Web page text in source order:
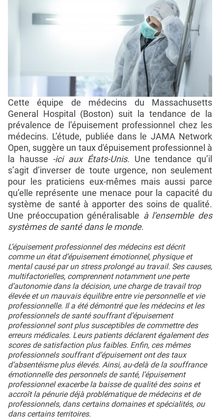
Cette équipe de médecins du Massachusetts
General Hospital (Boston) suit la tendance de la
prévalence de l’épuisement professionnel chez les
médecins. L’étude, publiée dans le JAMA Network
Open, suggère un taux d'épuisement professionnel à
la hausse -ici aux États-Unis. Une tendance qu’il
s’agit d’inverser de toute urgence, non seulement
pour les praticiens eux-mêmes mais aussi parce
qu’elle représente une menace pour la capacité du
système de santé à apporter des soins de qualité.
Une préoccupation généralisable à l’ensemble des
systèmes de santé dans le monde.
L’épuisement professionnel des médecins est décrit
comme un état d’épuisement émotionnel, physique et
mental causé par un stress prolongé au travail. Ses causes,
multifactorielles, comprennent notamment une perte
d’autonomie dans la décision, une charge de travail trop
élevée et un mauvais équilibre entre vie personnelle et vie
professionnelle. Il a été démontré que les médecins et les
professionnels de santé souffrant d’épuisement
professionnel sont plus susceptibles de commettre des
erreurs médicales. Leurs patients déclarent également des
scores de satisfaction plus faibles. Enfin, ces mêmes
professionnels souffrant d’épuisement ont des taux
d’absentéisme plus élevés. Ainsi, au-delà de la souffrance
émotionnelle des personnels de santé, l’épuisement
professionnel exacerbe la baisse de qualité des soins et
accroît la pénurie déjà problématique de médecins et de
professionnels, dans certains domaines et spécialités, ou
dans certains territoires.